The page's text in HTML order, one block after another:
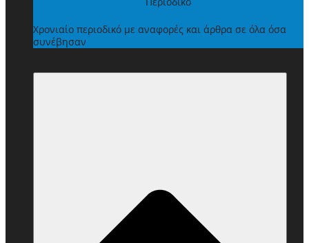
Χρονιαίο περιοδικό με αναφορές και άρθρα σε όλα όσα
συνέβησαν